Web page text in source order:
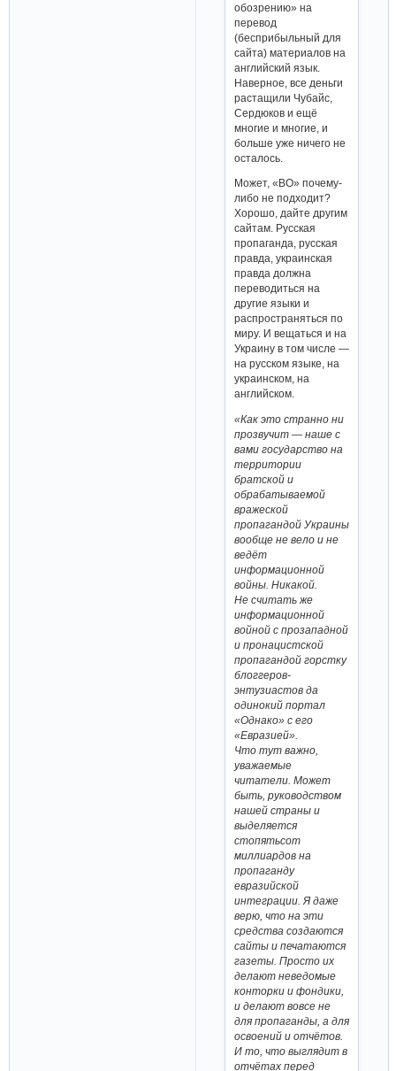
обозрению» на
перевод
(бесприбыльный для
сайта) материалов на
английский язык.
Наверное, все деньги
растащили Чубайс,
Сердюков и ещё
многие и многие, и
больше уже ничего не
осталось.
Может, «ВО» почему-
либо не подходит?
Хорошо, дайте другим
сайтам. Русская
пропаганда, русская
правда, украинская
правда должна
переводиться на
другие языки и
распространяться по
миру. И вещаться и на
Украину в том числе —
на русском языке, на
украинском, на
английском.
«Как это странно ни
прозвучит — наше с
вами государство на
территории
братской и
обрабатываемой
вражеской
пропагандой Украины
вообще не вело и не
ведёт
информационной
войны. Никакой.
Не считать же
информационной
войной с прозападной
и пронацистской
пропагандой горстку
блоггеров-
энтузиастов да
одинокий портал
«Однако» с его
«Евразией».
Что тут важно,
уважаемые
читатели. Может
быть, руководством
нашей страны и
выделяется
стопятьсот
миллиардов на
пропаганду
евразийской
интеграции. Я даже
верю, что на эти
средства создаются
сайты и печатаются
газеты. Просто их
делают неведомые
конторки и фондики,
и делают вовсе не
для пропаганды, а для
освоений и отчётов.
И то, что выглядит в
отчётах перед